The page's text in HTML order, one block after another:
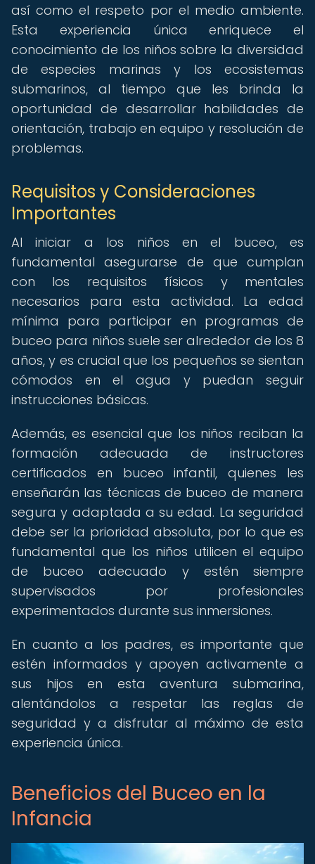
así como el respeto por el medio ambiente.
Esta experiencia única enriquece el
conocimiento de los niños sobre la diversidad
de especies marinas y los ecosistemas
submarinos, al tiempo que les brinda la
oportunidad de desarrollar habilidades de
orientación, trabajo en equipo y resolución de
problemas.
Requisitos y Consideraciones
Importantes
Al iniciar a los niños en el buceo, es
fundamental asegurarse de que cumplan
con los requisitos físicos y mentales
necesarios para esta actividad. La edad
mínima para participar en programas de
buceo para niños suele ser alrededor de los 8
años, y es crucial que los pequeños se sientan
cómodos en el agua y puedan seguir
instrucciones básicas.
Además, es esencial que los niños reciban la
formación adecuada de instructores
certificados en buceo infantil, quienes les
enseñarán las técnicas de buceo de manera
segura y adaptada a su edad. La seguridad
debe ser la prioridad absoluta, por lo que es
fundamental que los niños utilicen el equipo
de buceo adecuado y estén siempre
supervisados por profesionales
experimentados durante sus inmersiones.
En cuanto a los padres, es importante que
estén informados y apoyen activamente a
sus hijos en esta aventura submarina,
alentándolos a respetar las reglas de
seguridad y a disfrutar al máximo de esta
experiencia única.
Beneficios del Buceo en la
Infancia